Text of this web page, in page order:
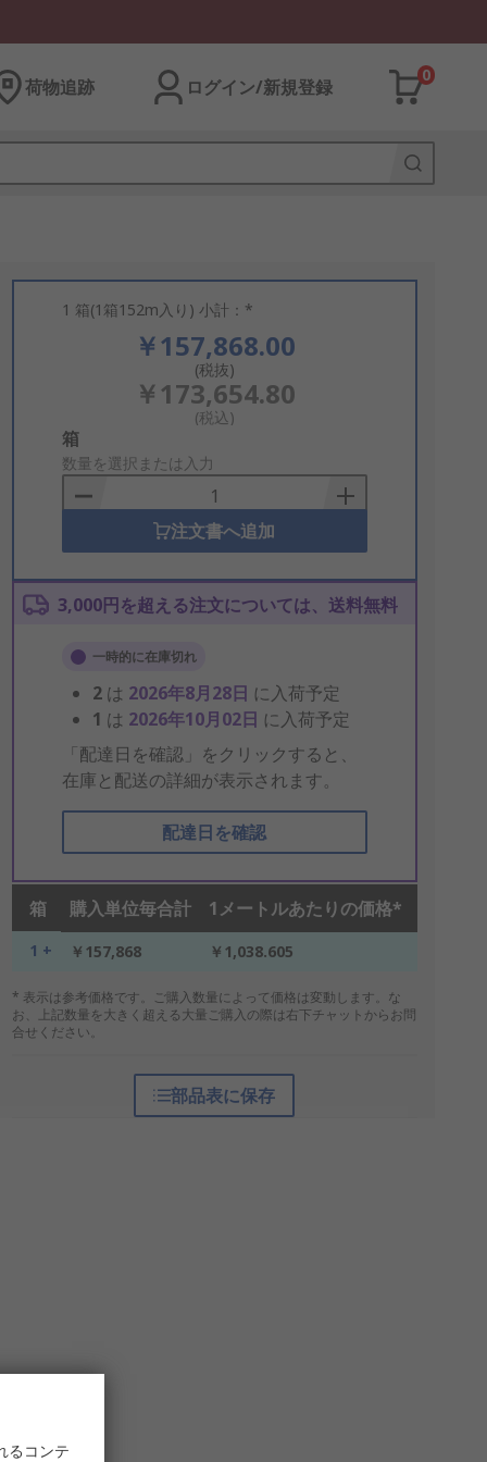
荷物追跡 ログイン/新規登録
0
1 箱(1箱152m入り) 小計：*
￥157,868.00
(税抜)
￥173,654.80
(税込)
Add
to
Basket
箱
数量を選択または入力
注文書へ追加
3,000円を超える注文については、送料無料
一時的に在庫切れ
2 は 2026年8月28日 に入荷予定
1 は 2026年10月02日 に入荷予定
「配達日を確認」をクリックすると、
在庫と配送の詳細が表示されます。
配達日を確認
箱 購入単位毎合計 1メートルあたりの価格*
1 + ￥157,868 ￥1,038.605
* 表示は参考価格です。ご購入数量によって価格は変動します。な
お、上記数量を大きく超える大量ご購入の際は右下チャットからお問
合せください。
部品表に保存
るコンテ